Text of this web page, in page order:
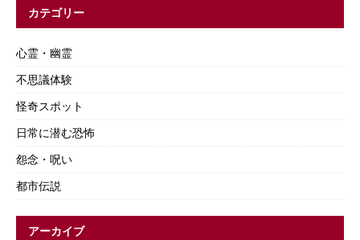
カテゴリー
心霊・幽霊
不思議体験
怪奇スポット
日常に潜む恐怖
怨念・呪い
都市伝説
アーカイブ